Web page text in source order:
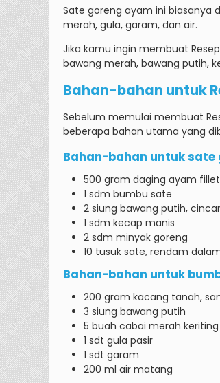
Sate goreng ayam ini biasanya
merah, gula, garam, dan air.
Jika kamu ingin membuat
bawang merah, bawang putih,
Bahan-bahan untuk
Sebelum memulai membuat
beberapa bahan utama yang
Bahan-bahan untuk sate
500 gram daging ayam
1 sdm bumbu sate
2 siung bawang putih,
1 sdm kecap manis
2 sdm minyak goreng
10 tusuk sate, rendam
Bahan-bahan untuk
200 gram kacang tanah,
3 siung bawang putih
5 buah cabai merah keriting
1 sdt gula pasir
1 sdt garam
200 ml air matang